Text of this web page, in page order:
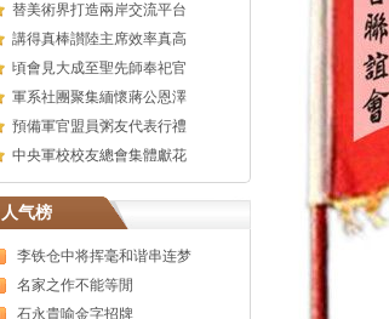
替美術界打造兩岸交流平台
講得真棒讃陸主席效率真高
頃會見大成至聖先師奉祀官
軍系社團聚集緬懷蔣公恩澤
預備軍官盟員粥友代表行禮
中央軍校校友總會集體獻花
人气榜
李铁仓中将挥毫和谐串连梦
名家之作不能等閒
石永貴喻金字招牌